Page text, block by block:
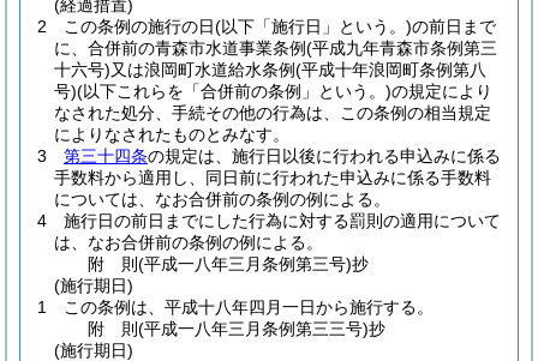
(経過措置)
2
この条例の施行の日(以下「施行日」という。)の前日まで
に、合併前の青森市水道事業条例(平成九年青森市条例第三
十六号)又は浪岡町水道給水条例(平成十年浪岡町条例第八
号)(以下これらを「合併前の条例」という。)の規定により
なされた処分、手続その他の行為は、この条例の相当規定
によりなされたものとみなす。
3
第三十四条の規定は、施行日以後に行われる申込みに係る
手数料から適用し、同日前に行われた申込みに係る手数料
については、なお合併前の条例の例による。
4
施行日の前日までにした行為に対する罰則の適用について
は、なお合併前の条例の例による。
附 則(平成一八年三月条例第三号)抄
(施行期日)
1
この条例は、平成十八年四月一日から施行する。
附 則(平成一八年三月条例第三三号)抄
(施行期日)